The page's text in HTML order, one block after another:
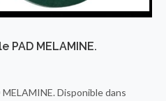
PAD MELAMINE.
Disponible dans